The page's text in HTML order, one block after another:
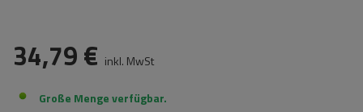
34,79 € inkl. MwSt
Große Menge verfügbar